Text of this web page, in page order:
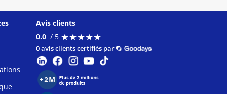
Avis clients
0.0 / 5 ★★★★★
★★★★★
0 avis clients certifiés par